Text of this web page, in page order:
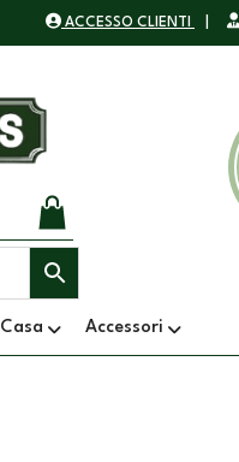
ACCESSO CLIENTI
Casa Accessori